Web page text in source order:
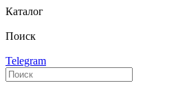
Каталог
Поиск
Telegram